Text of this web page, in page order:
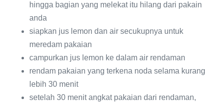
hingga bagian yang melekat itu hilang dari pakain
anda
siapkan jus lemon dan air secukupnya untuk
meredam pakaian
campurkan jus lemon ke dalam air rendaman
rendam pakaian yang terkena noda selama kurang
lebih 30 menit
setelah 30 menit angkat pakaian dari rendaman,